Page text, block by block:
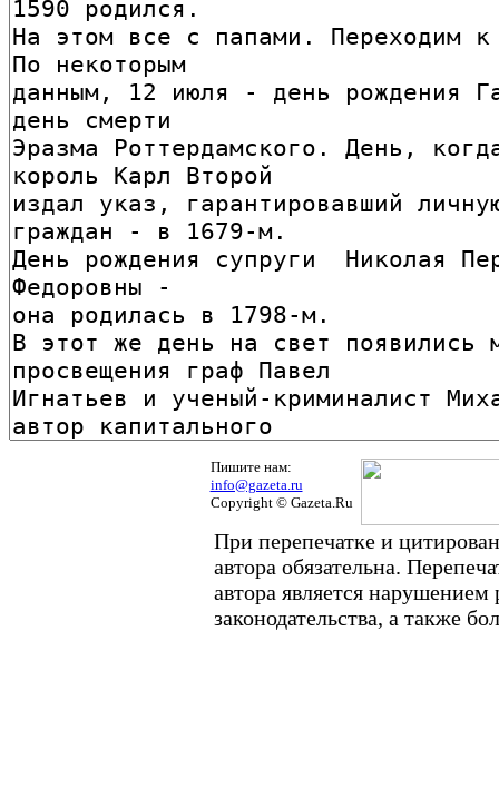
Пишите нам:
info@gazeta.ru
Copyright © Gazeta.Ru
При перепечатке и
автора обязательна.
автора является
законодательства, а также